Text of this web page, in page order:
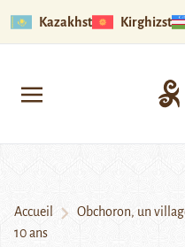
Kazakhstan Kirghizstan
Accueil
Obchoron, un
10 ans